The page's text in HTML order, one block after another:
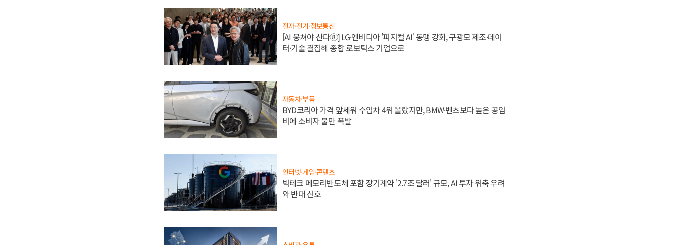
전자·전기·정보통신
[AI 뭉쳐야 산다⑧] LG·엔비디아 '피지컬 AI' 동맹 강화, 구광모 제조·데이
터·기술 결집해 종합 로보틱스 기업으로
자동차·부품
BYD코리아 가격 앞세워 수입차 4위 올랐지만, BMW·벤츠보다 높은 공임
비에 소비자 불만 폭발
인터넷·게임·콘텐츠
빅테크 메모리반도체 포함 장기계약 '2.7조 달러' 규모, AI 투자 위축 우려
와 반대 신호